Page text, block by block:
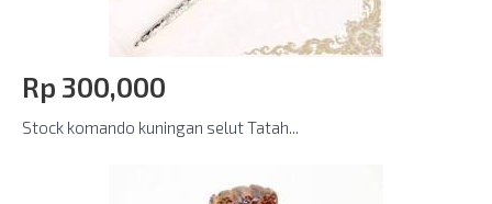
Rp‎ 300,000
Stock komando kuningan selut Tatah...